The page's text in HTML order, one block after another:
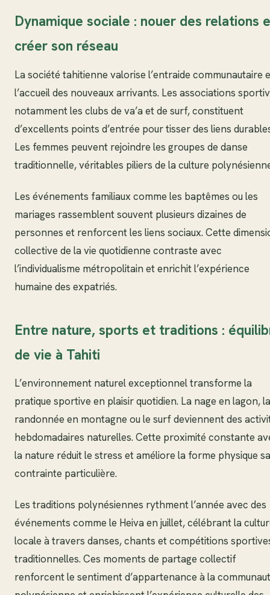
Dynamique sociale : nouer des relations
créer son réseau
La société tahitienne valorise l’entraide communautaire
l’accueil des nouveaux arrivants. Les associations
notamment les clubs de va’a et de surf, constituent
d’excellents points d’entrée pour tisser des liens
Les femmes peuvent rejoindre les groupes de danse
traditionnelle, véritables piliers de la culture
Les événements familiaux comme les baptêmes ou les
mariages rassemblent souvent plusieurs dizaines de
personnes et renforcent les liens sociaux. Cette
collective de la vie quotidienne contraste avec
l’individualisme métropolitain et enrichit l’expérience
humaine des expatriés.
Entre nature, sports et traditions :
de vie à Tahiti
L’environnement naturel exceptionnel transforme la
pratique sportive en plaisir quotidien. La nage en lagon, la
randonnée en montagne ou le surf deviennent des
hebdomadaires naturelles. Cette proximité constante
la nature réduit le stress et améliore la forme physique
contrainte particulière.
Les traditions polynésiennes rythment l’année avec des
événements comme le Heiva en juillet, célébrant la
locale à travers danses, chants et compétitions
traditionnelles. Ces moments de partage collectif
renforcent le sentiment d’appartenance à la